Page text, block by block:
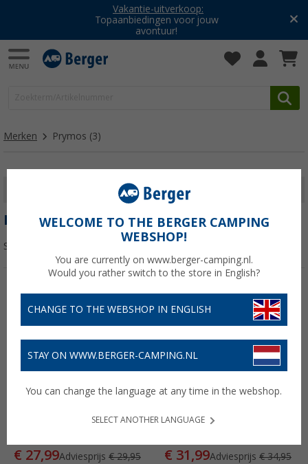
Vakantie-uitverkoop:
Topaanbiedingen voor jouw
avontuur!
Merken Prymos (3)
FILTER WEERGEVEN
PRYMOS
Sorteren:
-6%
Brandblusspray 625 ml
€ 27,99Adviesprijs € 29,95
-8%
Brandblusvoertuigen
€ 31,99Adviesprijs € 34,95
WELCOME TO THE BERGER CAMPING
WEBSHOP!
You are currently on www.berger-camping.nl.
Would you rather switch to the store in English?
CHANGE TO THE WEBSHOP IN ENGLISH
STAY ON WWW.BERGER-CAMPING.NL
You can change the language at any time in the webshop.
SELECT ANOTHER LANGUAGE